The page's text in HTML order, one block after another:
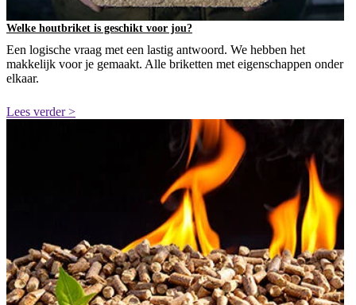
Welke houtbriket is geschikt voor jou?
Een logische vraag met een lastig antwoord. We hebben het
makkelijk voor je gemaakt. Alle briketten met eigenschappen onder
elkaar.
Lees verder >